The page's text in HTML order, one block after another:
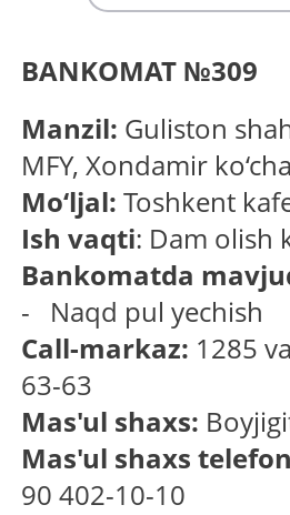
BANKOMAT №309
Manzil: Guliston
MFY, Xondamir
Mo‘ljal:Toshkent
Ish vaqti: Dam olish
Bankomatda
- Naqd pul yechish
Call-markaz: 1285
63-63
Mas'ul shaxs:
Mas'ul shaxs
90 402-10-10